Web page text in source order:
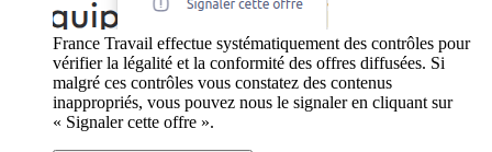
France Travail effectue systématiquement des contrôles pour
vérifier la légalité et la conformité des offres diffusées. Si
malgré ces contrôles vous constatez des contenus
inappropriés, vous pouvez nous le signaler en cliquant sur
« Signaler cette offre ».